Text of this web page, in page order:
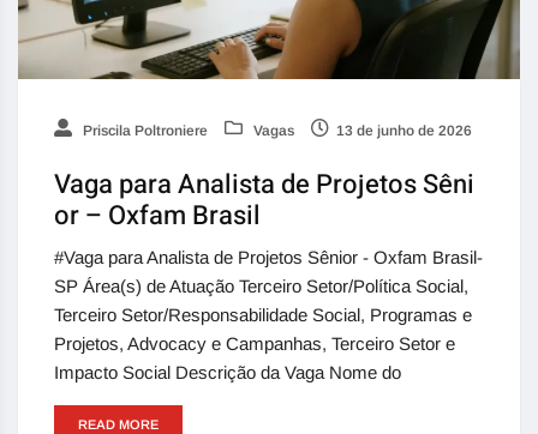
Priscila Poltroniere Vagas 13 de junho de 2026
Vaga para Analista de Projetos Sêni
or – Oxfam Brasil
#Vaga para Analista de Projetos Sênior - Oxfam Brasil-
SP Área(s) de Atuação Terceiro Setor/Política Social,
Terceiro Setor/Responsabilidade Social, Programas e
Projetos, Advocacy e Campanhas, Terceiro Setor e
Impacto Social Descrição da Vaga Nome do
READ MORE